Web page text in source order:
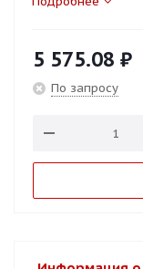
5 575.08 ₽
По запросу